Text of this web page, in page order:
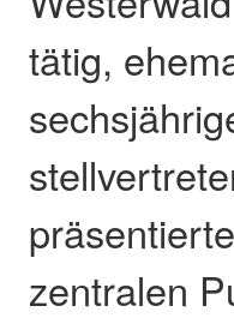
tätig,
zentralen